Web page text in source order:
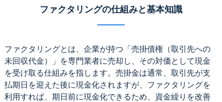
ファクタリングの仕組みと基本知識
ファクタリングとは、企業が持つ「売掛債権（取引先への
未回収代金）」を専門業者に売却し、その対価として現金
を受け取る仕組みを指します。売掛金は通常、取引先が支
払期日を迎えた後に現金化されますが、ファクタリングを
利用すれば、期日前に現金化できるため、資金繰りを改善